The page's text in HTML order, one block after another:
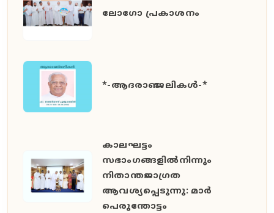
ലോഗോ പ്രകാശനം
*-ആദരാഞ്ജലികൾ-*
കാലഘട്ടം
സഭാംഗങ്ങളിൽനിന്നും
നിതാന്തജാഗ്രത
ആവശ്യപ്പെടുന്നു: മാർ
പെരുന്തോട്ടം